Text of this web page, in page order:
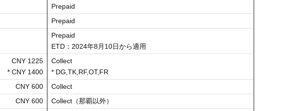
Prepaid
Prepaid
Prepaid
ETD：2024年8月10日から適用
CNY 1225
* CNY 1400
Collect
* DG,TK,RF,OT,FR
CNY 600
Collect
CNY 600 Collect（那覇以外）